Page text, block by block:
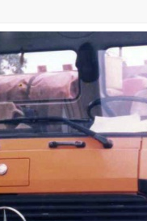
KVALITETA IN
CERTIFIKATI
ZNANJE ZAPOSLENIH
ZAPOSLITEV
OSTALE